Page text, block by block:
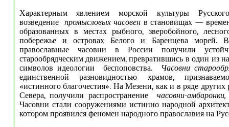
Характерным явлением морской культуры
возведение
промысловых часовен в становищах —
образованных в местах рыбного, зверобойного,
побережье и островах Белого и Баренцева
православные часовни в России получили
старообрядческим движением, превратившись в один из
символов идеологии беспоповства.
Часовни
единственной разновидностью храмов,
«истинного благочестия». На Мезени, как и в ряде других
Севера, получили распространение часовни-амбаронки,
Часовни стали сооружениями истинно народной
котором проявился феномен народного православия на